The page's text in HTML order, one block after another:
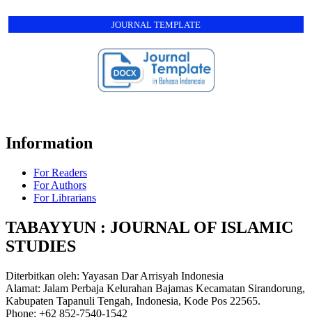
JOURNAL TEMPLATE
Information
For Readers
For Authors
For Librarians
TABAYYUN : JOURNAL OF ISLAMIC
STUDIES
Diterbitkan oleh: Yayasan Dar Arrisyah Indonesia
Alamat: Jalam Perbaja Kelurahan Bajamas Kecamatan Sirandorung,
Kabupaten Tapanuli Tengah, Indonesia, Kode Pos 22565.
Phone: +62 852-7540-1542